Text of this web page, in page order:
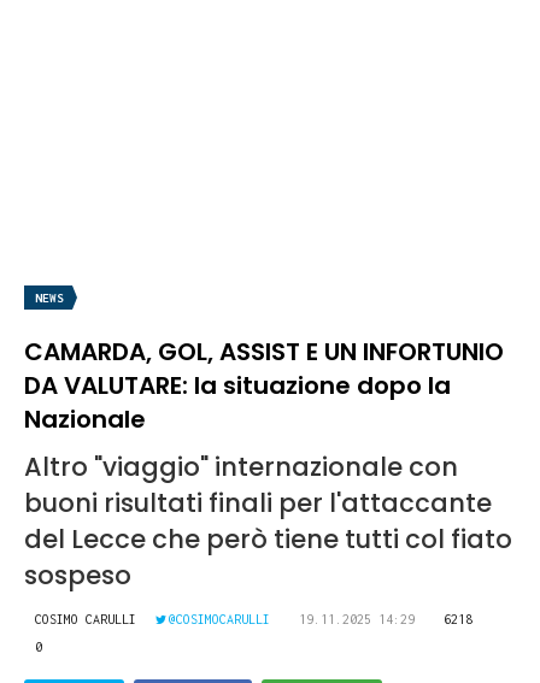
NEWS
CAMARDA, GOL, ASSIST E UN INFORTUNIO
DA VALUTARE: la situazione dopo la
Nazionale
Altro "viaggio" internazionale con
buoni risultati finali per l'attaccante
del Lecce che però tiene tutti col fiato
sospeso
COSIMO CARULLI @COSIMOCARULLI 19.11.2025 14:29
6218
0